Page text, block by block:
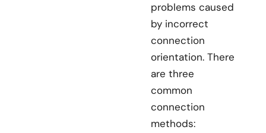
problems caused
by incorrect
connection
orientation. There
are three
common
connection
methods: